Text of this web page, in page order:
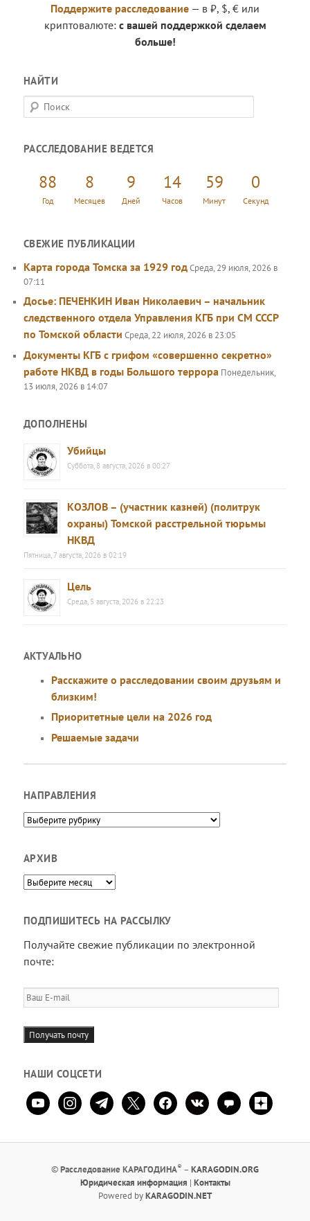
Поддержите расследование — в ₽, $, € или
криптовалюте: с вашей поддержкой сделаем
больше!
НАЙТИ
П
о
с
РАССЛЕДОВАНИЕ ВЕДЕТСЯ
88
Год
8
Месяцев
9
Дней
14
Часов
59
Минут
0
Секунд
СВЕЖИЕ ПУБЛИКАЦИИ
Карта города Томска за 1929 годСреда, 29 июля, 2026 в
07:11
Досье: ПЕЧЕНКИН Иван Николаевич – начальник
следственного отдела Управления КГБ при СМ СССР
по Томской области Среда, 22 июля, 2026 в 23:05
Документы КГБ с грифом «совершенно секретно»
работе НКВД в годы Большого террора Понедельник,
13 июля, 2026 в 14:07
ДОПОЛНЕНЫ
Убийцы
Суббота, 8 августа, 2026 в 00:27
КОЗЛОВ – (участник казней) (политрук
охраны) Томской расстрельной тюрьмы
НКВД
Пятница, 7 августа, 2026 в 02:19
Цель
Среда, 5 августа, 2026 в 22:23
АКТУАЛЬНО
Расскажите о расследовании своим друзьям и
близким!
Приоритетные цели на 2026 год
Решаемые задачи
НАПРАВЛЕНИЯ
Направления
АРХИВ
Архив
ПОДПИШИТЕСЬ НА РАССЫЛКУ
Получайте свежие публикации по электронной
почте:
Ваш
E-
mail
Получать почту
НАШИ СОЦСЕТИ
youtubeinstagramtelegram
x facebookvkontaktecomment
zen-
yandex
©Расследование КАРАГОДИНА® – KARAGODIN.ORG
Юридическая информация | Контакты
Powered byKARAGODIN.NET